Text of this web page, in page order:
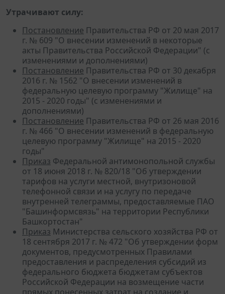
Утрачивают силу:
Постановление Правительства РФ от 20 мая 2017
г. № 609 "О внесении изменений в некоторые
акты Правительства Российской Федерации" (с
изменениями и дополнениями)
Постановление Правительства РФ от 30 декабря
2016 г. № 1562 "О внесении изменений в
федеральную целевую программу "Жилище" на
2015 - 2020 годы" (с изменениями и
дополнениями)
Постановление Правительства РФ от 26 мая 2016
г. № 466 "О внесении изменений в федеральную
целевую программу "Жилище" на 2015 - 2020
годы"
Приказ Федеральной антимонопольной службы
от 18 июня 2018 г. № 820/18 "Об утверждении
тарифов на услуги местной, внутризоновой
телефонной связи и на услугу по передаче
внутренней телеграммы, предоставляемые ПАО
"Башинформсвязь" на территории Республики
Башкортостан"
Приказ Министерства сельского хозяйства РФ от
18 сентября 2017 г. № 472 "Об утверждении форм
документов, предусмотренных Правилами
предоставления и распределения субсидий из
федерального бюджета бюджетам субъектов
Российской Федерации на возмещение части